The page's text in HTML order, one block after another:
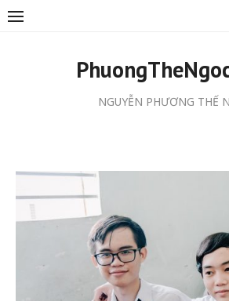
Skip
to
NGUYỄN PHƯƠNG THẾ